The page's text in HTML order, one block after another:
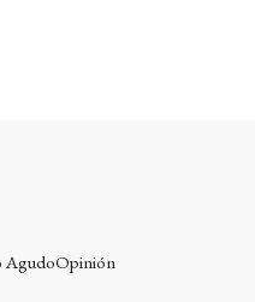
AgudoOpinión